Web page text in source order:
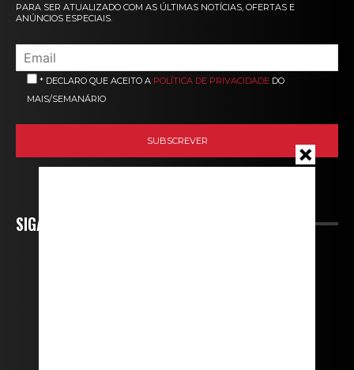
PARA SER ATUALIZADO COM AS ÚLTIMAS NOTÍCIAS, OFERTAS E
ANÚNCIOS ESPECIAIS.
* DECLARO QUE ACEITO A POLÍTICA DE PRIVACIDADE DO
MAIS/SEMANÁRIO
SIGA-NOS